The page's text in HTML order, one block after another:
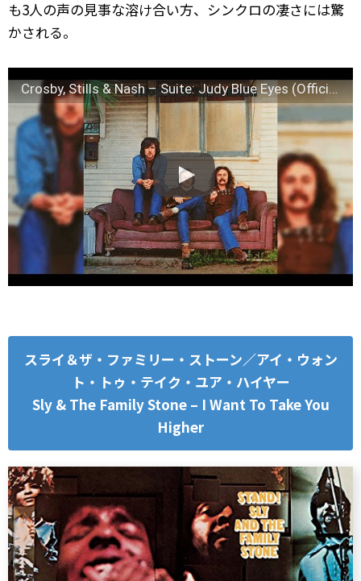
も3人の声の見事な溶け合い方、シンクロの凄さには驚
かされる。
Crosby, Stills & Nash – Suite: Judy Blue Eyes (Official Audio)
スライ＆ザ・ファミリー・ストーン／アイ・ウォン
ト・トゥ・テイク・ユア・ハイヤー
Sly & The Family Stone – I Want To Take You
Higher